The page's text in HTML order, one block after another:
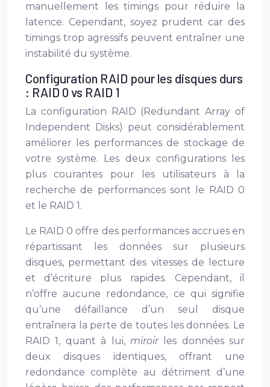
manuellement les timings pour réduire la
latence. Cependant, soyez prudent car des
timings trop agressifs peuvent entraîner une
instabilité du système.
Configuration RAID pour les disques durs
: RAID 0 vs RAID 1
La configuration RAID (Redundant Array of
Independent Disks) peut considérablement
améliorer les performances de stockage de
votre système. Les deux configurations les
plus courantes pour les utilisateurs à la
recherche de performances sont le RAID 0
et le RAID 1.
Le RAID 0 offre des performances accrues en
répartissant les données sur plusieurs
disques, permettant des vitesses de lecture
et d’écriture plus rapides. Cependant, il
n’offre aucune redondance, ce qui signifie
qu’une défaillance d’un seul disque
entraînera la perte de toutes les données. Le
RAID 1, quant à lui, miroirles données sur
deux disques identiques, offrant une
redondance complète au détriment d’une